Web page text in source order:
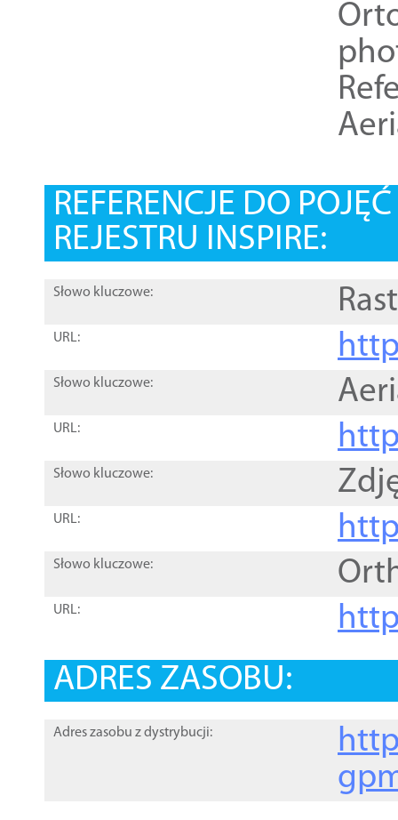
REFERENCJE DO
REJESTRU INSPIRE:
Słowo kluczowe:
URL:
Słowo kluczowe:
URL:
Słowo kluczowe:
URL:
Słowo kluczowe:
URL:
ADRES ZASOBU:
Adres zasobu z dystrybucji: